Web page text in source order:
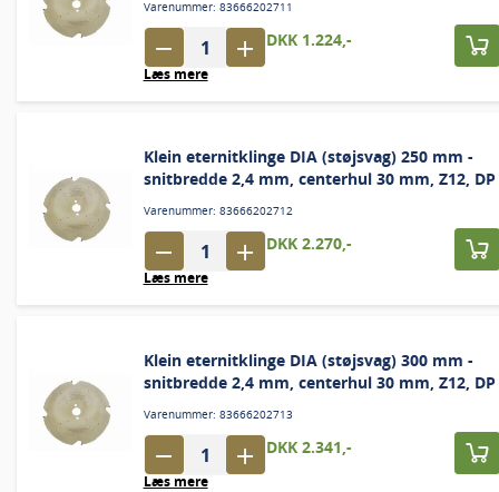
Varenummer: 83666202711
DKK 1.224,-
Læs mere
Klein eternitklinge DIA (støjsvag) 250 mm -
snitbredde 2,4 mm, centerhul 30 mm, Z12, DP
Varenummer: 83666202712
DKK 2.270,-
Læs mere
Klein eternitklinge DIA (støjsvag) 300 mm -
snitbredde 2,4 mm, centerhul 30 mm, Z12, DP
Varenummer: 83666202713
DKK 2.341,-
Læs mere